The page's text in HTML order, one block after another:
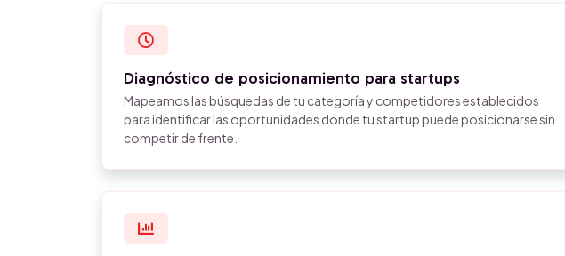
Diagnóstico de posicionamiento para startups
Mapeamos las búsquedas de tu categoría y competidores establecidos
para identificar las oportunidades donde tu startup puede posicionarse sin
competir de frente.